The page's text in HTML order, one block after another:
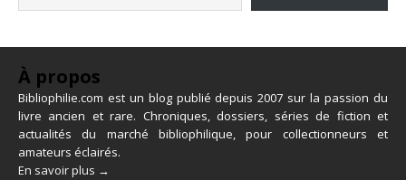
À propos
Bibliophilie.com est un blog publié depuis 2007 sur la passion du
livre ancien et rare. Chroniques, dossiers, séries de fiction et
actualités du marché bibliophilique, pour collectionneurs et
amateurs éclairés.
En savoir plus →